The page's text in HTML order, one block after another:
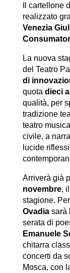
Il cartellone
realizzato
Venezia
La nuova
del Teatro
di
quota dieci
qualità, per
tradizione
teatro
civile, a
lucide
Arriverà già
novembre,
stagione.
Ovadiasarà
serata di
Emanuele
chitarra
concerti da
Mosca, con